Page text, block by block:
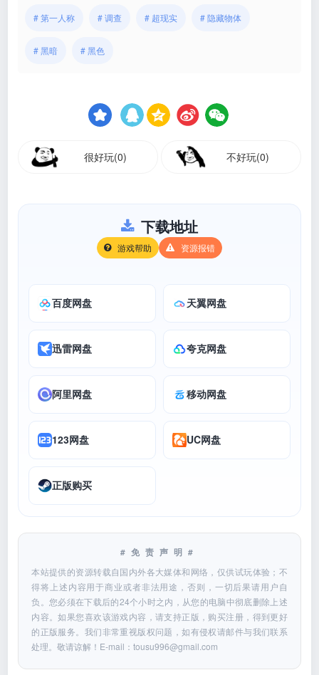
# 第一人称 # 调查 # 超现实 # 隐藏物体
# 黑暗 # 黑色
很好玩(0) 不好玩(0)
下载地址
游戏帮助 资源报错
百度网盘 天翼网盘
迅雷网盘 夸克网盘
阿里网盘 移动网盘
123网盘 UC网盘
正版购买
#免责声明#
本站提供的资源转载自国内外各大媒体和网络，仅供试玩体验；不
得将上述内容用于商业或者非法用途，否则，一切后果请用户自
负。您必须在下载后的24个小时之内，从您的电脑中彻底删除上述
内容。如果您喜欢该游戏内容，请支持正版，购买注册，得到更好
的正版服务。我们非常重视版权问题，如有侵权请邮件与我们联系
处理。敬请谅解！E-mail：tousu996@gmail.com